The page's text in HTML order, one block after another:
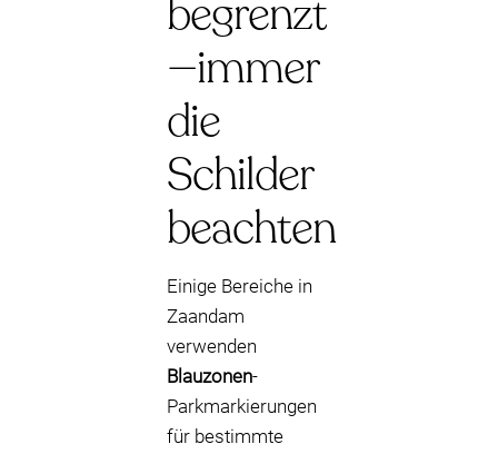
begrenzt
—immer
die
Schilder
beachten
Einige Bereiche in
Zaandam
verwenden
Blauzonen-
Parkmarkierungen
für bestimmte